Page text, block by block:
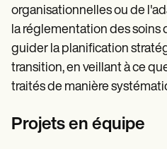
organisationnelles ou de
la réglementation des soins
guider la planification
transition, en veillant à ce
traités de manière
Projets en équipe